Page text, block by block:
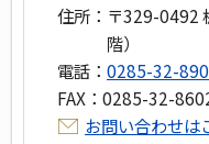
住所： 〒329-0492
階）
電話： 0285-32-
FAX： 0285-32-
お問い合わせは